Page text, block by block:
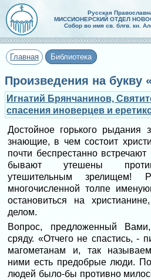
Русская
МИССИОНЕРСКИЙ ОТДЕЛ
Собор во имя св. блгв. кн.
Главная Библиотека
Произведения на букву
Игнатий Брянчанинов,
спасения иноверцев и
Достойное горького рыдания
знающие, в чем состоит
почти беспрестанно
бывают утешены
утешительным
многочисленной толпе
остановиться на
делом.
Вопрос, предложенный Вами,
сряду. «Отчего не спастись, -
магометанам и, так
ними есть предобрые люди.
людей было-бы противно